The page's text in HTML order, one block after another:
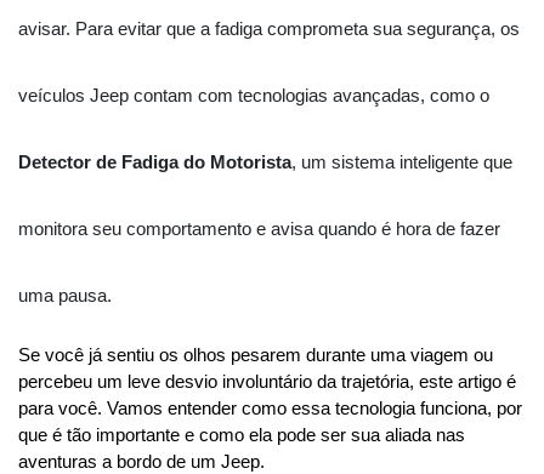
avisar. Para evitar que a fadiga comprometa sua segurança, os
veículos Jeep contam com tecnologias avançadas, como o
Detector de Fadiga do Motorista, um sistema inteligente que
monitora seu comportamento e avisa quando é hora de fazer
uma pausa.
Se você já sentiu os olhos pesarem durante uma viagem ou
percebeu um leve desvio involuntário da trajetória, este artigo é
para você. Vamos entender como essa tecnologia funciona, por
que é tão importante e como ela pode ser sua aliada nas
aventuras a bordo de um Jeep.